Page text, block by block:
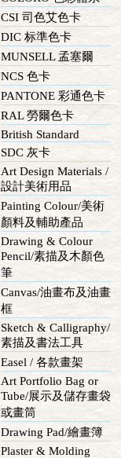
CSI 司色艾色卡
DIC 标準色卡
MUNSELL 孟塞爾
NCS 色卡
PANTONE 彩通色卡
RAL 勞爾色卡
British Standard
SDC 灰卡
Art Design Materials /
設計美術用品
Painting Colour/美術
顏料及輔助產品
Drawing & Colour
Pencil/素描及木顏色
筆
Canvas/油畫布及油畫
框
Sketch & Calligraphy/
素描及書法工具
Easel / 各款畫架
Art Portfolio Bag or
Tube/展示及儲存畫袋
或畫筒
Drawing Pad/繪畫簿
Plaster & Molding